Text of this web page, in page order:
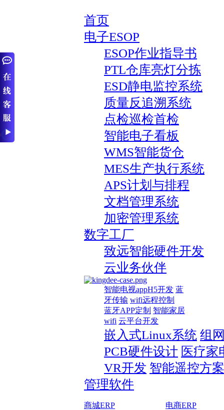
首页
电子ESOP
ESOP作业指导书
PTL仓库亮灯分拣
ESD静电监控系统
质量反追溯系统
点检巡检首检
智能电子看板
WMS智能货仓
MES生产执行系统
APS计划与排程
文档管理系统
加密管理系统
数字工厂
致远智能硬件开发
云业务伙伴
智能电视appH5开发 蓝
牙传输 wifi远程控制
蓝牙APP定制 智能家居
wifi 云平台开发
嵌入式Linux系统 组
PCB硬件设计 医疗家
VR开发 智能遥控方案
管理软件
商城ERP
电商ERP